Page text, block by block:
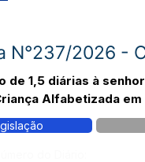
N°237/2026 -
de 1,5 diárias à
Alfabetizada em